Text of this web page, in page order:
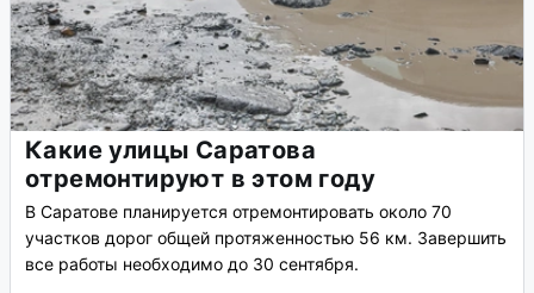
Какие улицы Саратова
отремонтируют в этом году
В Саратове планируется отремонтировать около 70
участков дорог общей протяженностью 56 км. Завершить
все работы необходимо до 30 сентября.